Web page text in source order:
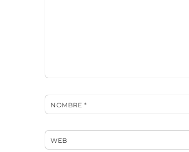
NOMBRE *
WEB